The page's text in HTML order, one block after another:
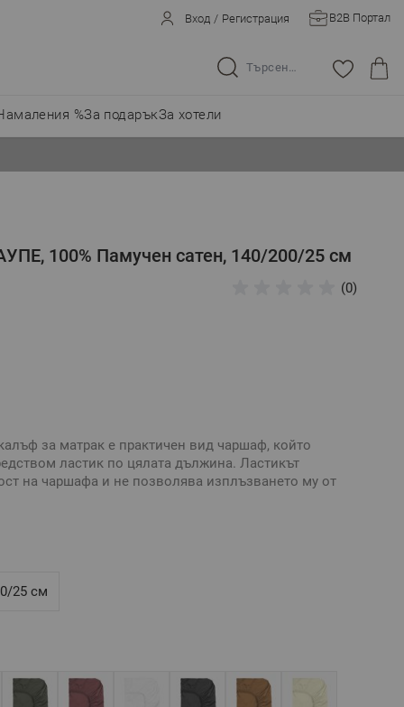
Вход / Регистрация B2B Портал
Търсене в целия магазин...
%За подаръкЗа хотели
100% Памучен сатен, 140/200/25 см
(0)
за матрак е практичен вид чаршаф, който
ластик по цялата дължина. Ластикът
на чаршафа и не позволява изплъзването му от
дължина, ширина и височина.
и е възможно разминаване в тоновете и
25 см